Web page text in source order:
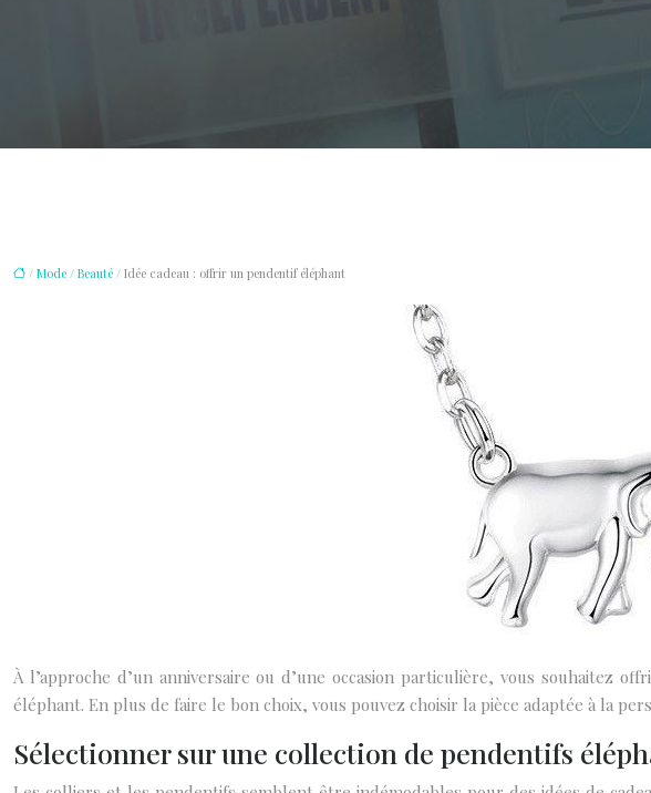
/ Mode / Beauté / Idée cadeau : offrir un pendentif éléphant
À l’approche d’un anniversaire ou d’une occasion particulière, vous
éléphant. En plus de faire le bon choix, vous pouvez choisir la pièce adaptée à la
Sélectionner sur une collection de pendentifs